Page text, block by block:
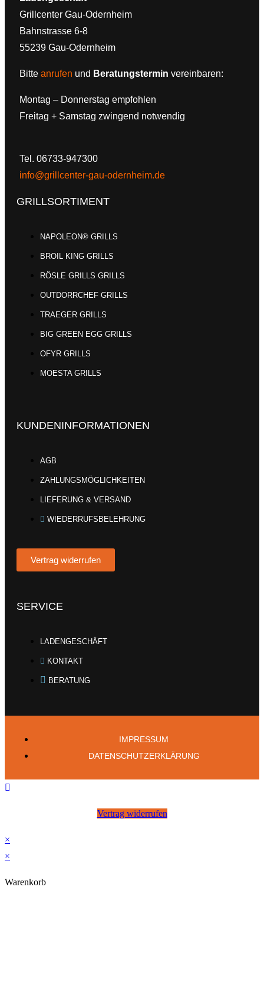
Grillcenter Gau-Odernheim
Bahnstrasse 6-8
55239 Gau-Odernheim
Bitte anrufen und Beratungstermin vereinbaren:
Montag – Donnerstag empfohlen
Freitag + Samstag zwingend notwendig
Tel. 06733-947300
info@grillcenter-gau-odernheim.de
GRILLSORTIMENT
NAPOLEON® GRILLS
BROIL KING GRILLS
RÖSLE GRILLS GRILLS
OUTDORRCHEF GRILLS
TRAEGER GRILLS
BIG GREEN EGG GRILLS
OFYR GRILLS
MOESTA GRILLS
KUNDENINFORMATIONEN
AGB
ZAHLUNGSMÖGLICHKEITEN
LIEFERUNG & VERSAND
WIEDERRUFSBELEHRUNG
Vertrag widerrufen
SERVICE
LADENGESCHÄFT
KONTAKT
BERATUNG
IMPRESSUM
DATENSCHUTZERKLÄRUNG
Vertrag widerrufen
×
×
Warenkorb